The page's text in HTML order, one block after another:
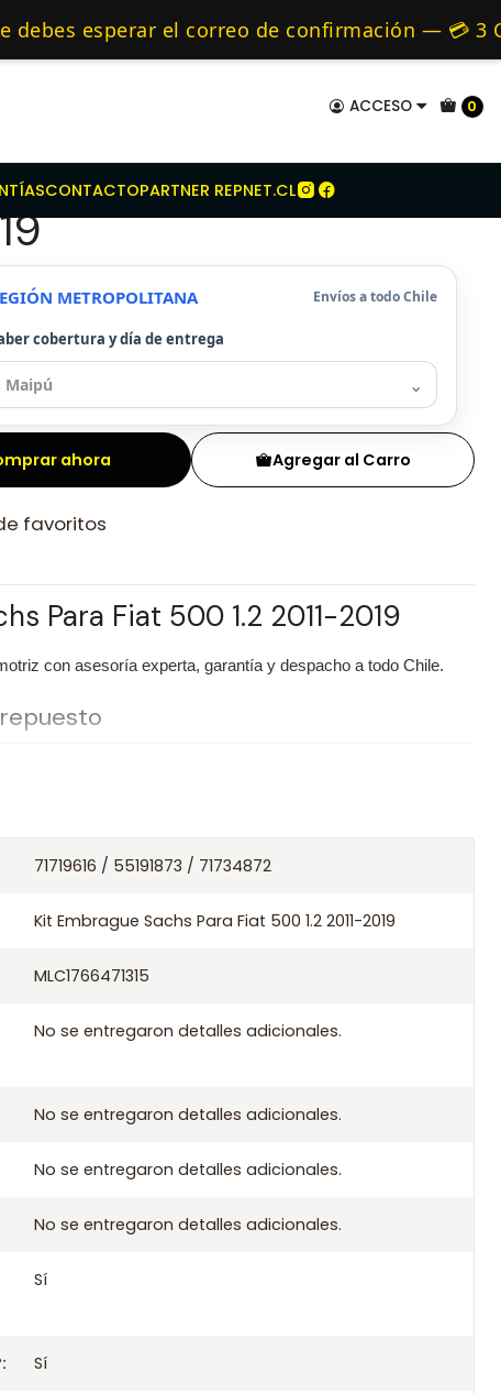
ACCESO 0
correo de confirmación — 💳 3
CONTACTOPARTNER REPNET.CL
de 24 hrs hábiles.
Sachs Para Fiat 500 1.2 2011-2019
Alternativos 🚚 Envíos diariamente a
Sachs Para Fiat 500
METROPOLITANA Envíos a todo Chile
cobertura y día de entrega
⌄
Agregar al Carro
ahora
favoritos
Para Fiat 500 1.2 2011-2019
con asesoría experta, garantía y despacho a todo Chile.
/ Códigos equivalentes
aplicables de Santiago si compras antes de las 10:30 de lunes
2017 2018 2019
71719616 / 55191873 / 71734872
Kit Embrague Sachs Para Fiat 500 1.2 2011-2019
MLC1766471315
No se entregaron detalles adicionales.
No se entregaron detalles adicionales.
No se entregaron detalles adicionales.
No se entregaron detalles adicionales.
Sí
Sí